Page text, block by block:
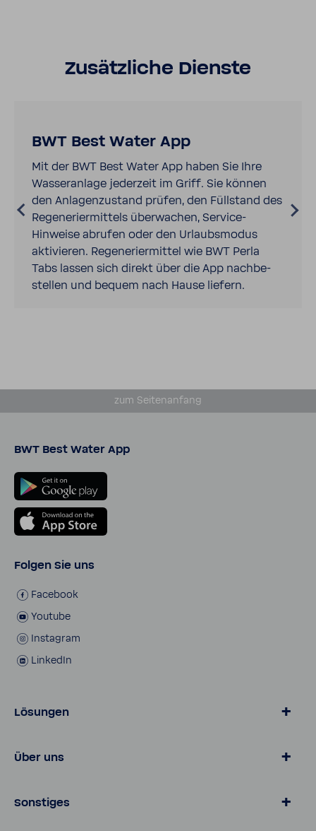
Zusätz­liche Dienste
BWT Best Water App
Mit der BWT Best Water App haben Sie Ihre
Wasser­an­lage jeder­zeit im Griff. Sie können
den Anla­gen­zu­stand prüfen, den Füll­stand des
Rege­ne­rier­mit­tels über­wa­chen, Service-​​
Hinweise abrufen oder den Urlaubs­modus
akti­vieren. Rege­ne­rier­mittel wie BWT Perla
Tabs lassen sich direkt über die App nach­be­
stellen und bequem nach Hause liefern.
zum Seiten­an­fang
BWT Best Water App
Folgen Sie uns
Face­book
Youtube
Insta­gram
LinkedIn
Lösungen
Produkte für zu Hause
Online­shop
Über uns
Karriere
Sonstiges